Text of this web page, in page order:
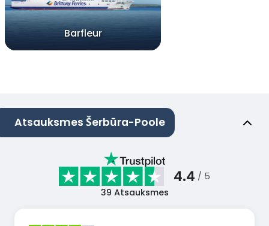
Barfleur
Atsauksmes Šerbūra-Poole
4.4 / 5
39 Atsauksmes